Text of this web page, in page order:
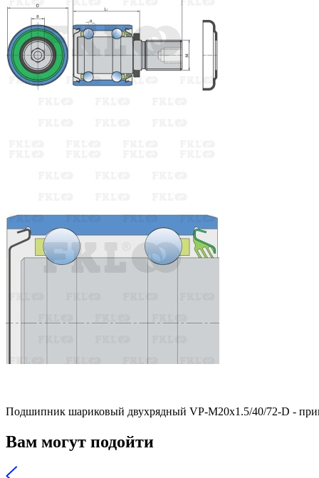
Подшипник шариковый двухрядный VP-M20x1.5/40/72-D -
Вам могут подойти